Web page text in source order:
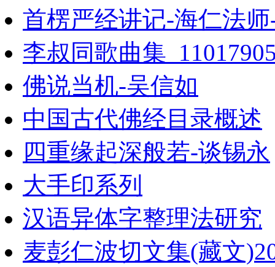
首楞严经讲记-海仁法
李叔同歌曲集
佛说当机-吴信如
中国古代佛经目录概述
四重缘起深般若-谈锡永
大手印系列
汉语异体字整理法研究
麦彭仁波切文集(藏文